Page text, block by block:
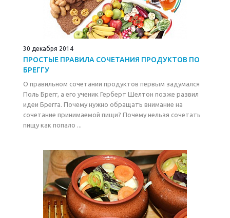
30 декабря 2014
ПРОСТЫЕ ПРАВИЛА СОЧЕТАНИЯ ПРОДУКТОВ ПО
БРЕГГУ
О правильном сочетании продуктов первым задумался
Поль Брегг, а его ученик Герберт Шелтон позже развил
идеи Брегга. Почему нужно обращать внимание на
сочетание принимаемой пищи? Почему нельзя сочетать
пищу как попало ...